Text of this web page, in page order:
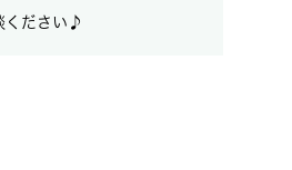
ください♪